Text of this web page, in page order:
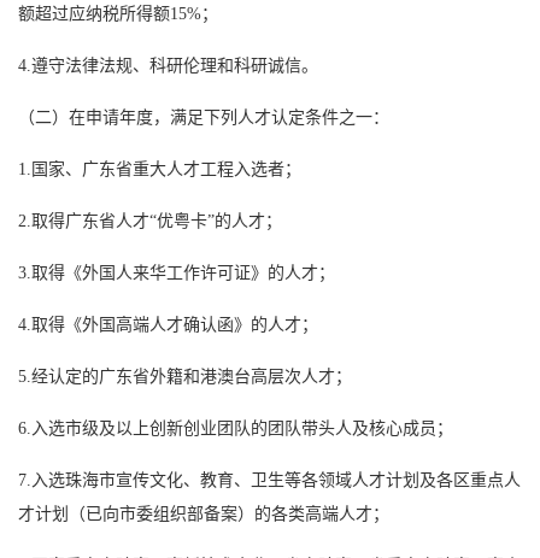
额超过应纳税所得额15%；
4.遵守法律法规、科研伦理和科研诚信。
（二）在申请年度，满足下列人才认定条件之一：
1.国家、广东省重大人才工程入选者；
2.取得广东省人才“优粤卡”的人才；
3.取得《外国人来华工作许可证》的人才；
4.取得《外国高端人才确认函》的人才；
5.经认定的广东省外籍和港澳台高层次人才；
6.入选市级及以上创新创业团队的团队带头人及核心成员；
7.入选珠海市宣传文化、教育、卫生等各领域人才计划及各区重点人
才计划（已向市委组织部备案）的各类高端人才；